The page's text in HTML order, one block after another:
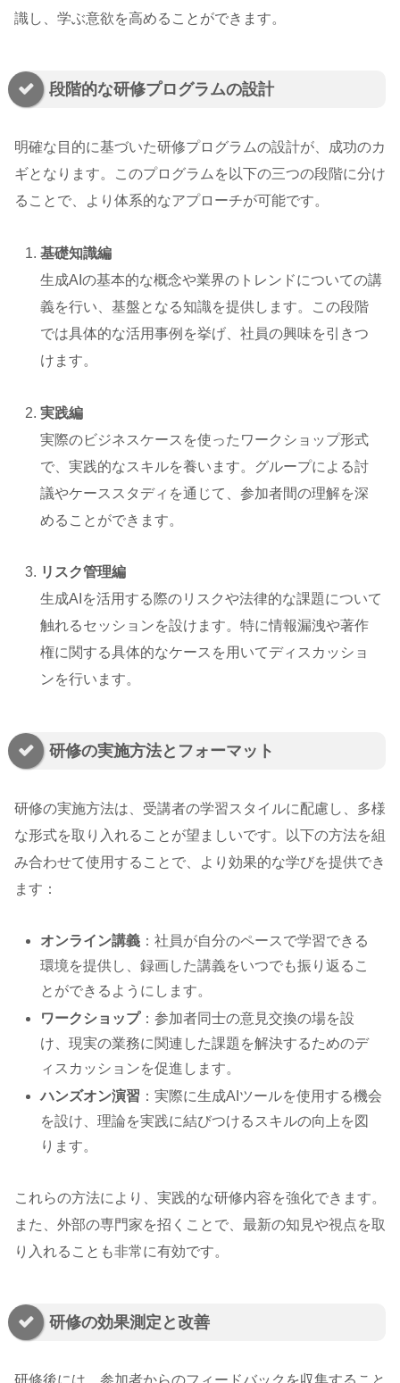
識し、学ぶ意欲を高めることができます。
段階的な研修プログラムの設計
明確な目的に基づいた研修プログラムの設計が、成功のカ
ギとなります。このプログラムを以下の三つの段階に分け
ることで、より体系的なアプローチが可能です。
基礎知識編
生成AIの基本的な概念や業界のトレンドについての講
義を行い、基盤となる知識を提供します。この段階
では具体的な活用事例を挙げ、社員の興味を引きつ
けます。
実践編
実際のビジネスケースを使ったワークショップ形式
で、実践的なスキルを養います。グループによる討
議やケーススタディを通じて、参加者間の理解を深
めることができます。
リスク管理編
生成AIを活用する際のリスクや法律的な課題について
触れるセッションを設けます。特に情報漏洩や著作
権に関する具体的なケースを用いてディスカッショ
ンを行います。
研修の実施方法とフォーマット
研修の実施方法は、受講者の学習スタイルに配慮し、多様
な形式を取り入れることが望ましいです。以下の方法を組
み合わせて使用することで、より効果的な学びを提供でき
ます：
オンライン講義 ：社員が自分のペースで学習できる
環境を提供し、録画した講義をいつでも振り返るこ
とができるようにします。
ワークショップ：参加者同士の意見交換の場を設
け、現実の業務に関連した課題を解決するためのデ
ィスカッションを促進します。
ハンズオン演習 ：実際に生成AIツールを使用する機会
を設け、理論を実践に結びつけるスキルの向上を図
ります。
これらの方法により、実践的な研修内容を強化できます。
また、外部の専門家を招くことで、最新の知見や視点を取
り入れることも非常に有効です。
研修の効果測定と改善